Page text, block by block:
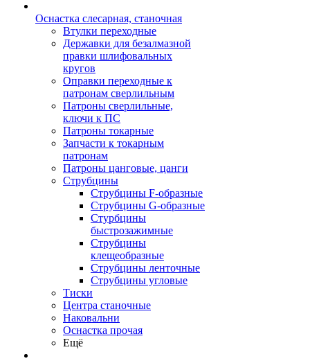
Оснастка слесарная, станочная
Втулки переходные
Державки для безалмазной
правки шлифовальных
кругов
Оправки переходные к
патронам сверлильным
Патроны сверлильные,
ключи к ПС
Патроны токарные
Запчасти к токарным
патронам
Патроны цанговые, цанги
Струбцины
Струбцины F-образные
Струбцины G-образные
Стурбцины
быстрозажимные
Струбцины
клещеобразные
Струбцины ленточные
Струбцины угловые
Тиски
Центра станочные
Наковальни
Оснастка прочая
Ещё